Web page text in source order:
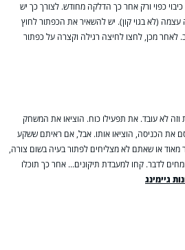
כפוי ורק אחר כך הדלקה מחודש. לצורך כך יש
(לא בגוי קון). יש להשאיר את הכפתור לחוץ
לעזוב. לאחר מכן, לחצו לחיצה רגילה וקצרה על כפתור
לא עובד. את תפעילו כוח. הוציאו את המשחק
את הכניסה, הוציאו אותו. אבל, אם ראיתם ששקע
או שאתם לא מצליחים לפתור בעיה בשום צורה,
לדבר. קחו למעבדת תיקונים… אחר כך תוכלו
גיימינג